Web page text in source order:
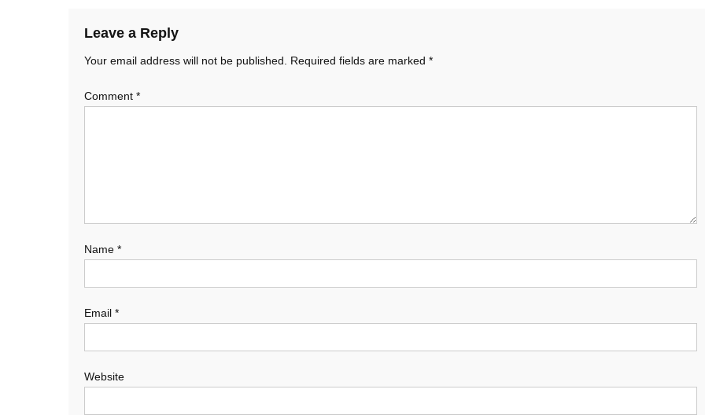
Leave a Reply
Your email address will not be published. Required fields are marked *
Comment *
Name *
Email *
Website